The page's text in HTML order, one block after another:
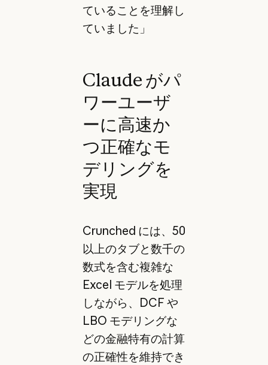
ていることを理解し
ていました」
Claude がパ
ワーユーザ
ーに高速か
つ正確なモ
デリングを
実現
Crunched には、50
以上のタブと数千の
数式を含む複雑な
Excel モデルを処理
しながら、DCF や
LBO モデリングな
どの金融特有の計算
の正確性を維持でき